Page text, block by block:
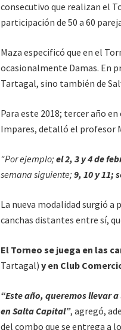
consecutivo que realizan el
participación de 50 a 60
Maza especificó que en el
ocasionalmente Damas. En
Tartagal, sino también de
Para este 2018; tercer año
Impares, detalló el profesor
“Por ejemplo; el 2, 3 y 4 de
semana siguiente; 9, 10 y 11;
La nueva modalidad surgió a
canchas distantes entre sí,
El Torneo se juega en las
Tartagal) y en Club
“Este año, queremos llevar
en Salta Capital”, agregó,
del combo que se entrega a